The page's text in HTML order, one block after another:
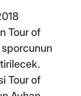
Tour of
sporcunun
Tour of